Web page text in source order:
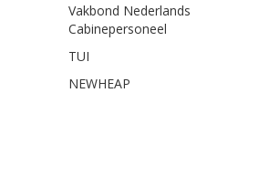
Vakbond Nederlands
Cabinepersoneel
TUI
NEWHEAP